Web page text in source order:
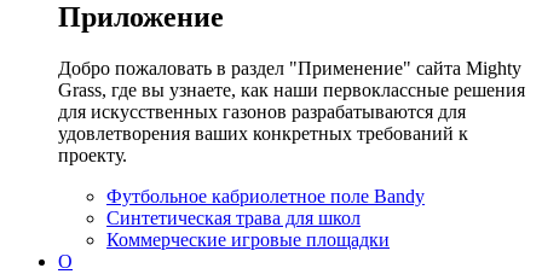
Приложение
Добро пожаловать в раздел "Применение" сайта Mighty
Grass, где вы узнаете, как наши первоклассные решения
для искусственных газонов разрабатываются для
удовлетворения ваших конкретных требований к
проекту.
Футбольное кабриолетное поле Bandy
Синтетическая трава для школ
Коммерческие игровые площадки
О